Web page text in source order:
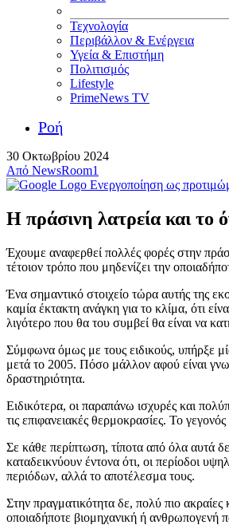
Τεχνολογία
Περιβάλλον & Ενέργεια
Υγεία & Επιστήμη
Πολιτισμός
Lifestyle
PrimeNews TV
Ροή
30 Οκτωβρίου 2024
Από NewsRoom1
Ενεργοποίηση ως
Η πράσινη λατρεία και το
Έχουμε αναφερθεί πολλές φορές στην
τέτοιον τρόπο που μηδενίζει την
Ένα σημαντικό στοιχείο τώρα αυτής της
καμία έκτακτη ανάγκη για το κλίμα, ότι
λιγότερο που θα του συμβεί θα είναι να
Σύμφωνα όμως με τους ειδικούς, υπήρξε
μετά το 2005. Πόσο μάλλον αφού είναι
δραστηριότητα.
Ειδικότερα, οι παραπάνω ισχυρές και
τις επιφανειακές θερμοκρασίες. Το
Σε κάθε περίπτωση, τίποτα από όλα αυτά
καταδεικνύουν έντονα ότι, οι περίοδοι
περιόδων, αλλά το αποτέλεσμα τους.
Στην πραγματικότητα δε, πολύ πιο
οποιαδήποτε βιομηχανική ή ανθρωπογενή